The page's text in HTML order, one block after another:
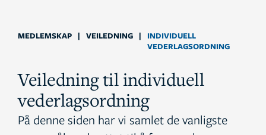
MEDLEMSKAP | VEILEDNING |
INDIVIDUELL
VEDERLAGSORDNING
Veiledning til individuell
vederlagsordning
På denne siden har vi samlet de vanligste